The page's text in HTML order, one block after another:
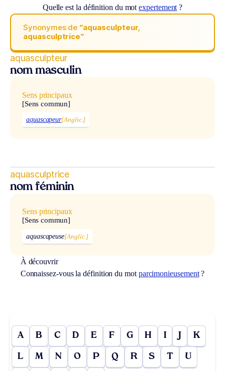
Quelle est la définition du motexpertement ?
Synonymes de “aquasculpteur,
aquasculptrice“
aquasculpteur
nom masculin
Sens principaux
[Sens commun]
aquascapeur[Anglic.]
aquasculptrice
nom féminin
Sens principaux
[Sens commun]
aquascapeuse[Anglic.]
À découvrir
Connaissez-vous la définition du mot parcimonieusement?
A B C D E F G H I J K
L M N O P Q R S T U